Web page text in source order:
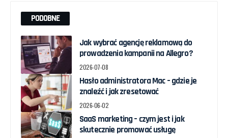
PODOBNE
Jak wybrać agencję reklamową do
prowadzenia kampanii na Allegro?
2026-07-08
Hasło administratora Mac – gdzie je
znaleźć i jak zresetować
2026-06-02
SaaS marketing – czym jest i jak
skutecznie promować usługę